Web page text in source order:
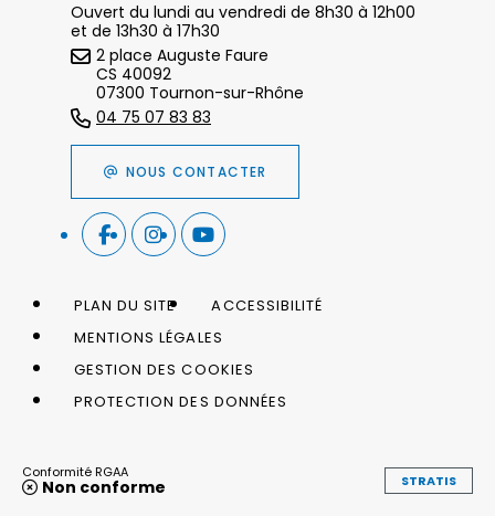
Ouvert du lundi au vendredi de 8h30 à 12h00
et de 13h30 à 17h30
2 place Auguste Faure
CS 40092
07300 Tournon-sur-Rhône
04 75 07 83 83
NOUS CONTACTER
PLAN DU SITE
ACCESSIBILITÉ
MENTIONS LÉGALES
GESTION DES COOKIES
PROTECTION DES DONNÉES
Conformité RGAA
Non conforme STRATIS